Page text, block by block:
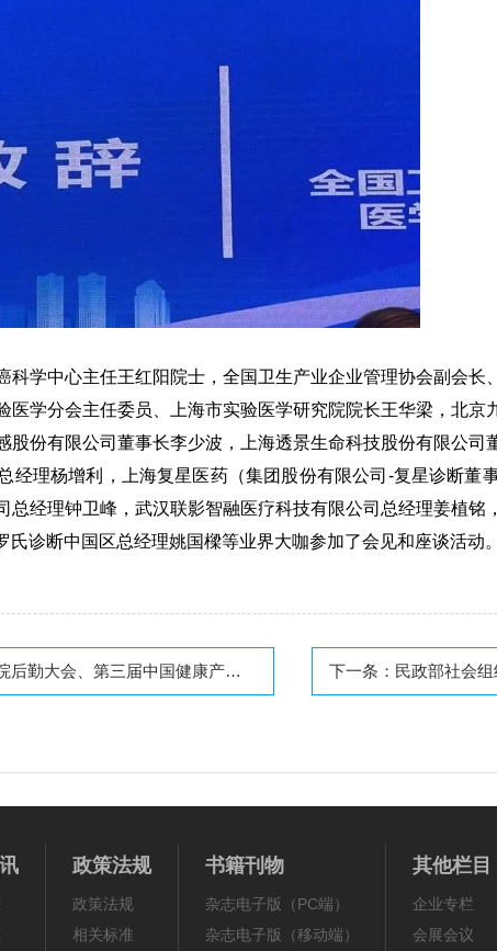
科学中心主任王红阳院士，全国卫生产业企业管理协会副会
医学分会主任委员、上海市实验医学研究院院长王华梁，北
股份有限公司董事长李少波，上海透景生命科技股份有限公
经理杨增利，上海复星医药（集团股份有限公司-复星诊断董
总经理钟卫峰，武汉联影智融医疗科技有限公司总经理姜植
诊断中国区总经理姚国樑等业界大咖参加了会见和座谈活动。
第三届中国健康产业大会暨大健康产业博览会 下一条： 民政部社会组织管理局召
政策法规
政策法规
相关标准
书籍刊物
杂志电子版（PC端）
杂志电子版（移动端）
其他栏目
企业专栏
会展会议